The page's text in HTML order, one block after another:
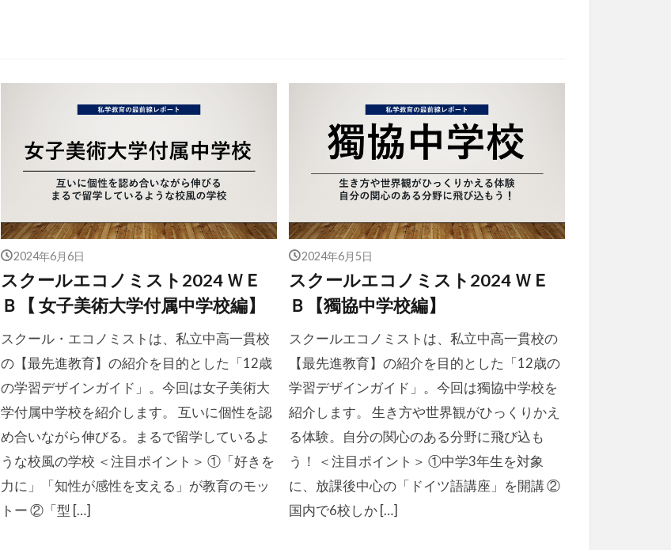
2024年6月6日
スクールエコノミスト2024 ＷＥ
Ｂ【 女子美術大学付属中学校編】
スクール・エコノミストは、私立中高一貫校
の【最先進教育】の紹介を目的とした「12歳
の学習デザインガイド」。今回は女子美術大
学付属中学校を紹介します。 互いに個性を認
め合いながら伸びる。まるで留学しているよ
うな校風の学校 ＜注目ポイント＞ ①「好きを
力に」「知性が感性を支える」が教育のモッ
トー ②「型 […]
2024年6月5日
スクールエコノミスト2024 ＷＥ
Ｂ【獨協中学校編】
スクールエコノミストは、私立中高一貫校の
【最先進教育】の紹介を目的とした「12歳の
学習デザインガイド」。今回は獨協中学校を
紹介します。 生き方や世界観がひっくりかえ
る体験。自分の関心のある分野に飛び込も
う！ ＜注目ポイント＞ ①中学3年生を対象
に、放課後中心の「ドイツ語講座」を開講 ②
国内で6校しか […]